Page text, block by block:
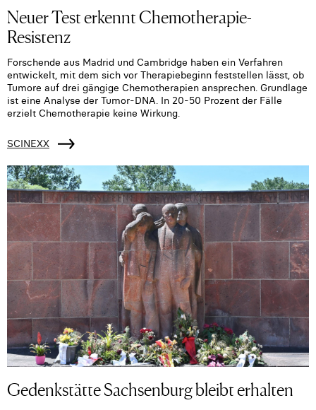
Neuer Test erkennt Chemotherapie-
Resistenz
Forschende aus Madrid und Cambridge haben ein Verfahren
entwickelt, mit dem sich vor Therapiebeginn feststellen lässt, ob
Tumore auf drei gängige Chemotherapien ansprechen. Grundlage
ist eine Analyse der Tumor-DNA. In 20-50 Prozent der Fälle
erzielt Chemotherapie keine Wirkung.
SCINEXX
Gedenkstätte Sachsenburg bleibt erhalten